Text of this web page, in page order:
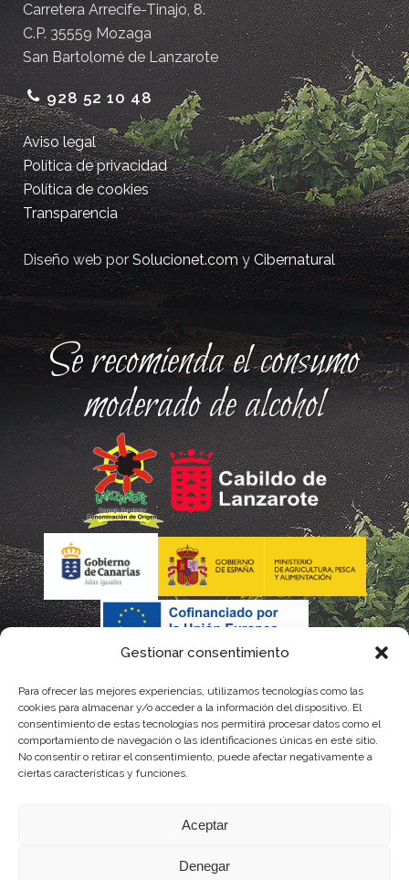
Gestionar consentimiento
Para ofrecer las mejores experiencias, utilizamos tecnologías como las
cookies para almacenar y/o acceder a la información del dispositivo. El
consentimiento de estas tecnologías nos permitirá procesar datos como el
comportamiento de navegación o las identificaciones únicas en este sitio.
No consentir o retirar el consentimiento, puede afectar negativamente a
ciertas características y funciones.
Aceptar
Denegar
Carretera Arrecife-Tinajo, 8.
C.P. 35559 Mozaga
San Bartolomé de Lanzarote
928 52 10 48
Aviso legal
Política de privacidad
Política de cookies
Transparencia
Diseño web porSolucionet.comyCibernatural
Se recomienda el consumo
moderado de alcohol
La gestión de la DOP Lanzarote realizada por este Consejo
Regulador es financiada, parcialmente, por el Gobierno de
Canarias
Instituto Canario de Calidad Agroalimentaria